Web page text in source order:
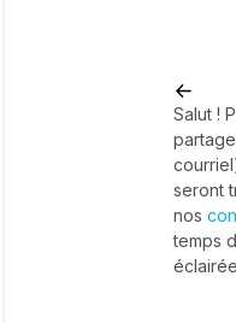
Salut !
seront
nos
temps